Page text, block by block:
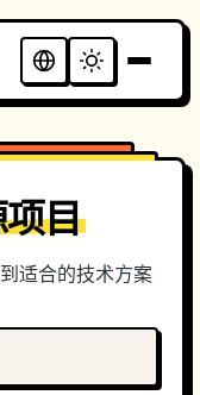
目
适合的技术方案